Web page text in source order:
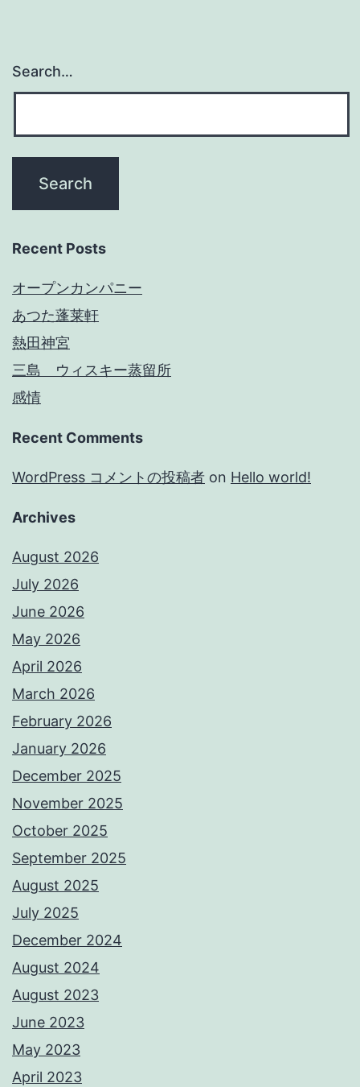
Search…
Recent Posts
オープンカンパニー
あつた蓬莱軒
熱田神宮
三島 ウィスキー蒸留所
感情
Recent Comments
WordPress コメントの投稿者 on Hello world!
Archives
August 2026
July 2026
June 2026
May 2026
April 2026
March 2026
February 2026
January 2026
December 2025
November 2025
October 2025
September 2025
August 2025
July 2025
December 2024
August 2024
August 2023
June 2023
May 2023
April 2023